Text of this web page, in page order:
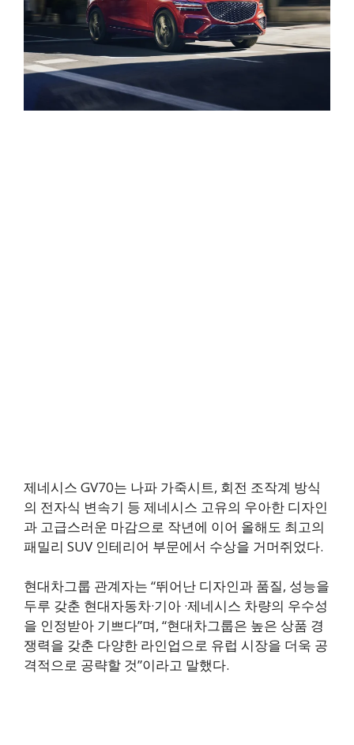
제네시스 GV70는 나파 가죽시트, 회전 조작계 방식
의 전자식 변속기 등 제네시스 고유의 우아한 디자인
과 고급스러운 마감으로 작년에 이어 올해도 최고의
패밀리 SUV 인테리어 부문에서 수상을 거머쥐었다.
현대차그룹 관계자는 “뛰어난 디자인과 품질, 성능을
두루 갖춘 현대자동차·기아 ·제네시스 차량의 우수성
을 인정받아 기쁘다”며, “현대차그룹은 높은 상품 경
쟁력을 갖춘 다양한 라인업으로 유럽 시장을 더욱 공
격적으로 공략할 것”이라고 말했다.